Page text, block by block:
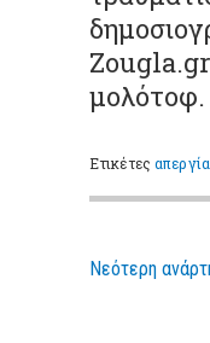
μολότοφ.
Ετικέτες
Νεότερη